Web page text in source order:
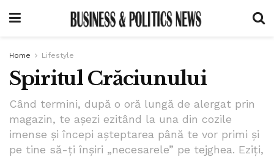
Home Lifestyle
Spiritul Crăciunului
Când termini, după o oră lungă de alergat prin
magazin, te așezi ezitând la una din cozile
imense și începi așteptarea până te vor primi și
pe tine să-ți înșiri „necesarele” pe tejghea. Eziți,